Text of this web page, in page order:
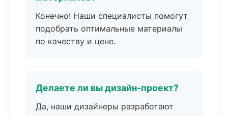
Конечно! Наши специалисты помогут
подобрать оптимальные материалы
по качеству и цене.
Делаете ли вы дизайн-проект?
Да, наши дизайнеры разработают